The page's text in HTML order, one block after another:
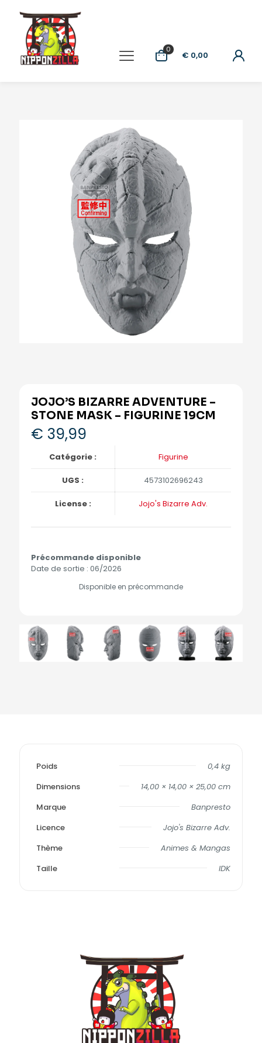
0
€ 0,00
JOJO’S BIZARRE ADVENTURE –
STONE MASK – FIGURINE 19CM
€ 39,99
Catégorie : Figurine
UGS : 4573102696243
License : Jojo's Bizarre Adv.
Précommande disponible
Date de sortie : 06/2026
Disponible en précommande
Poids
0,4 kg
Dimensions
14,00 × 14,00 × 25,00 cm
Marque
Banpresto
Licence
Jojo's Bizarre Adv.
Thème
Animes & Mangas
Taille
IDK